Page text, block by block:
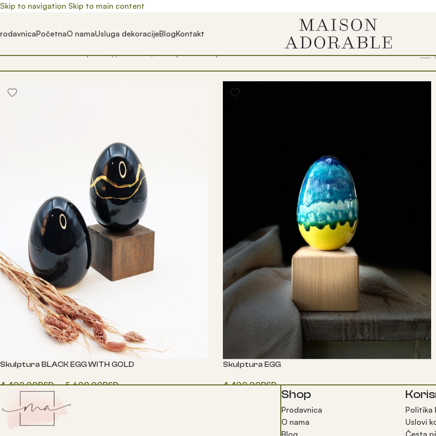
Skip to navigation Skip to main content
PočetnaO namaUsluga dekoracijeBlogKontakt
Почетна/ Prodavnica/ Производ oзначен „uskršnja dekoracija“ Show 9 12 18 24
Skulptura BLACK EGG WITH GOLD
4,400.00RSD – 5,600.00RSD
Skulptura EGG
4,400.00RSD
Shop
Prodavnica
O nama
Blog
Politika
Uslovi
Česta